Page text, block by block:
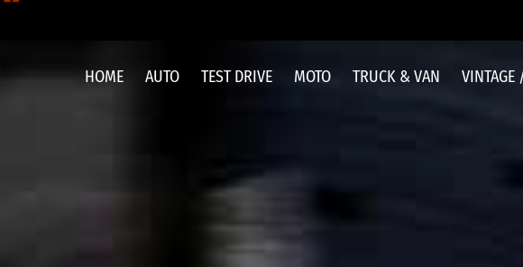
HOME AUTO TEST DRIVE MOTO TRUCK & VAN VINTAGE